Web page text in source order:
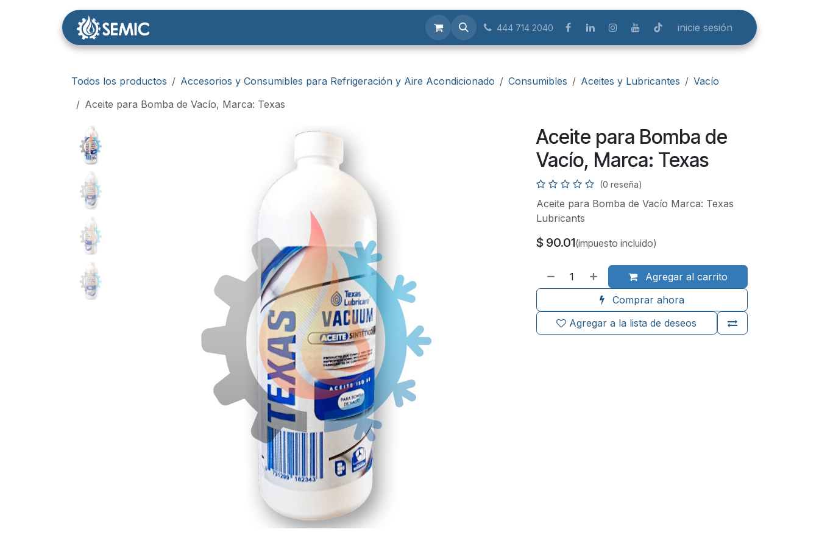
444 714 2040 inicie sesión
Todos los productos Accesorios y Consumibles para Refrigeración y Aire Acondicionado Consumibles Aceites y Lubricantes
Vacío
Aceite para Bomba de Vacío, Marca: Texas
Aceite para Bomba de
Vacío, Marca: Texas
(0 reseña)
Aceite para Bomba de Vacío Marca: Texas
Lubricants
$ 90.01(impuesto incluido)
Agregar al carrito
Comprar ahora
Agregar a la lista de deseos